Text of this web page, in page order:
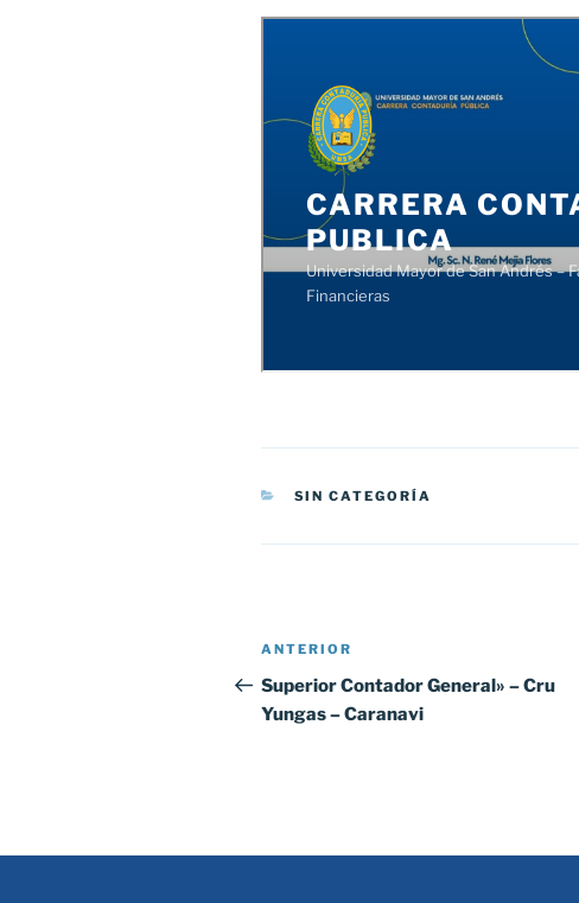
CATEGORÍAS
SIN CATEGORÍA
Navegación
de
entradas
Entrada
anterior:
ANTERIOR
Superior Contador General» – Cru
Yungas – Caranavi